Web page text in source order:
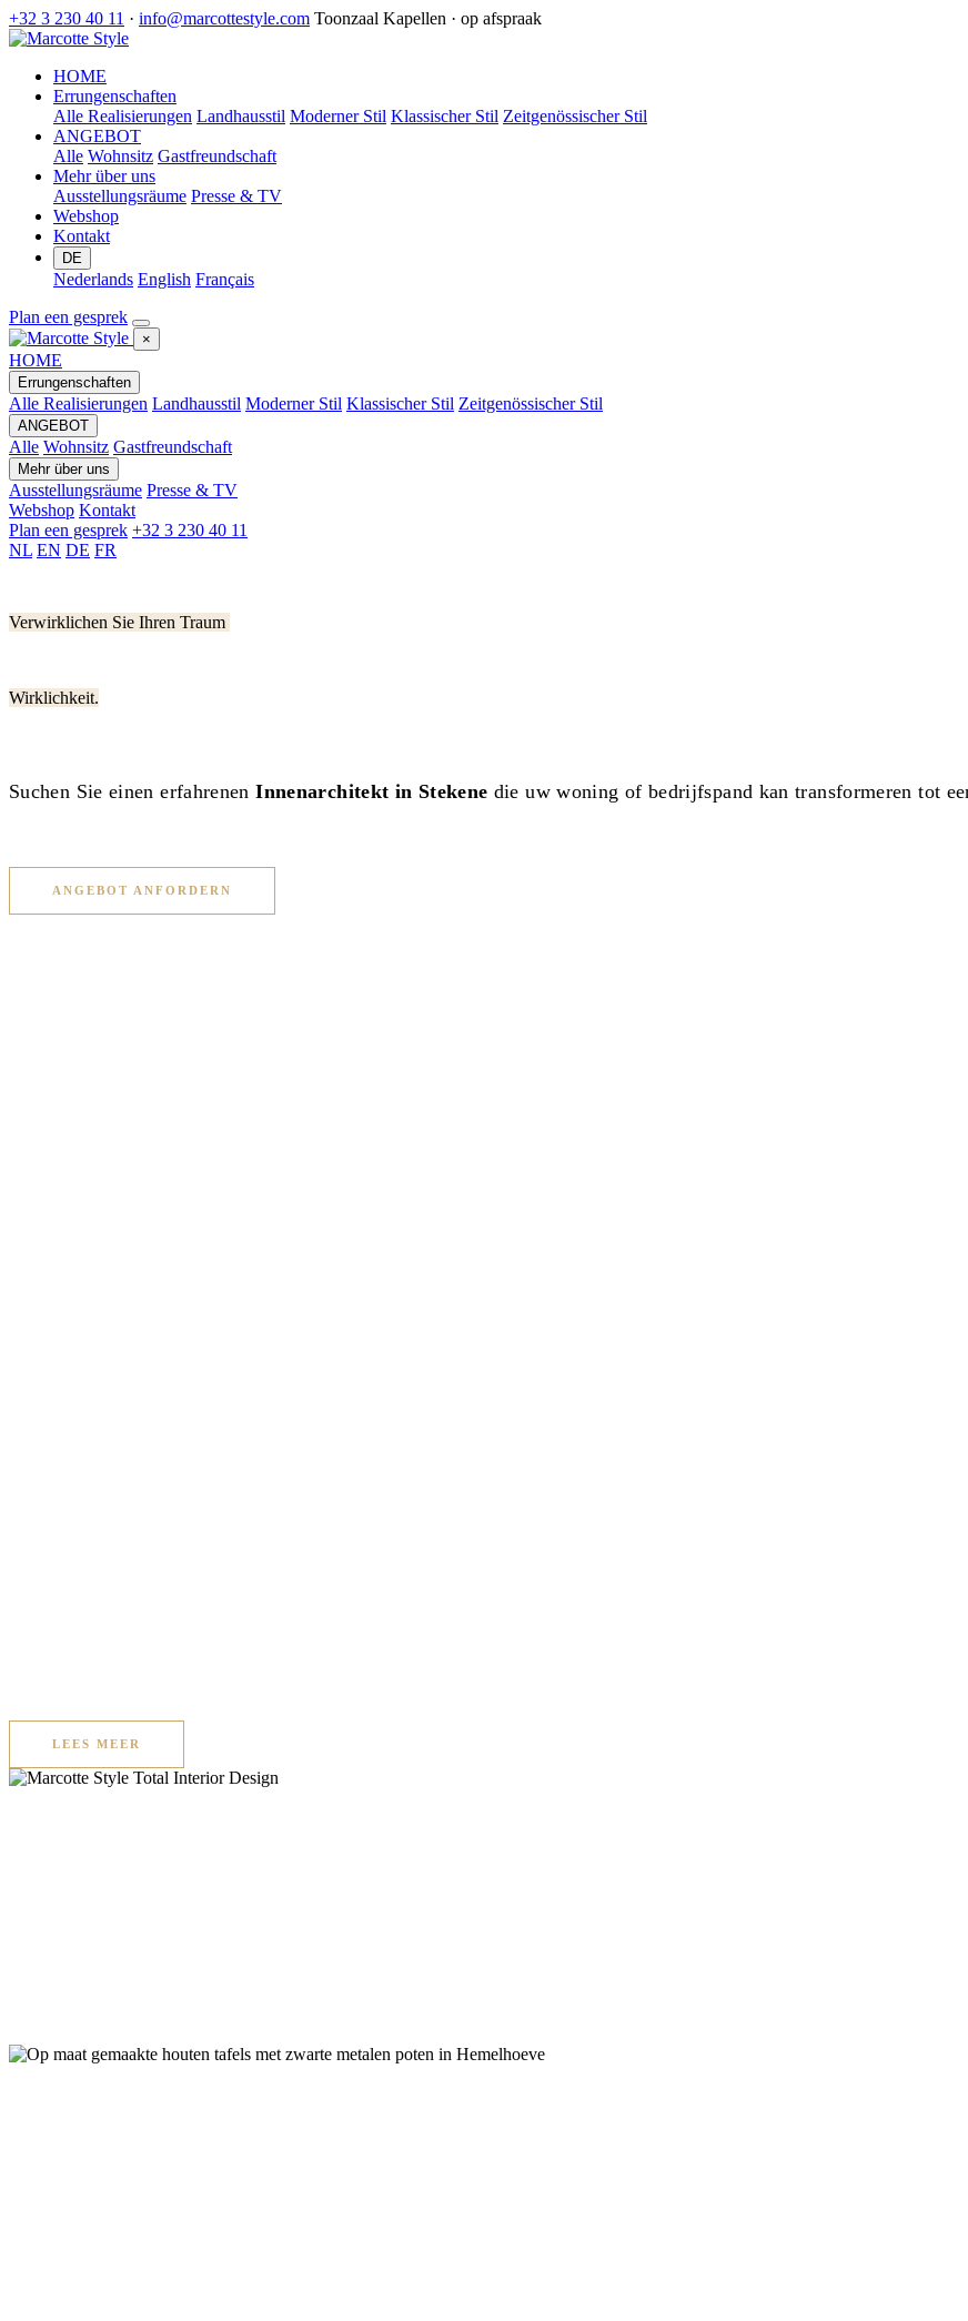
+32 3 230 40 11 · info@marcottestyle.com Toonzaal Kapellen · op afspraak
HOME
Errungenschaften
Alle Realisierungen Landhausstil Moderner Stil Klassischer Stil Zeitgenössischer Stil
ANGEBOT
Alle Wohnsitz Gastfreundschaft
Mehr über uns
Ausstellungsräume Presse & TV
Webshop
Kontakt
DE
Nederlands English Français
Plan een gesprek
×
HOME
Errungenschaften
Alle Realisierungen Landhausstil Moderner Stil Klassischer Stil Zeitgenössischer Stil
ANGEBOT
Alle Wohnsitz Gastfreundschaft
Mehr über uns
Ausstellungsräume Presse & TV
Webshop Kontakt
Plan een gesprek +32 3 230 40 11
NL EN DE FR
Verwirklichen Sie Ihren Traum
Wirklichkeit.
Suchen Sie einen erfahrenenInnenarchitekt in Stekene die uw woning of bedrijfspand kan transformeren tot
ANGEBOT ANFORDERN
LEES MEER